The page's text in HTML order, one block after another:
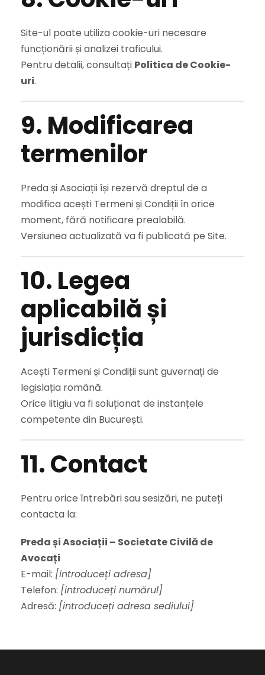
Site-ul poate utiliza cookie-uri necesare
funcționării și analizei traficului.
Pentru detalii, consultați Politica de Cookie-
uri.
9. Modificarea
termenilor
Preda și Asociații își rezervă dreptul de a
modifica acești Termeni și Condiții în orice
moment, fără notificare prealabilă.
Versiunea actualizată va fi publicată pe Site.
10. Legea
aplicabilă și
jurisdicția
Acești Termeni și Condiții sunt guvernați de
legislația română.
Orice litigiu va fi soluționat de instanțele
competente din București.
11. Contact
Pentru orice întrebări sau sesizări, ne puteți
contacta la:
Preda și Asociații – Societate Civilă de
Avocați
E-mail: [introduceți adresa]
Telefon: [introduceți numărul]
Adresă: [introduceți adresa sediului]